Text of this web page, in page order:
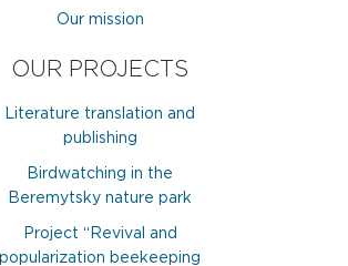
Our mission
OUR PROJECTS
Literature translation and
publishing
Birdwatching in the
Beremytsky nature park
Project “Revival and
popularization beekeeping